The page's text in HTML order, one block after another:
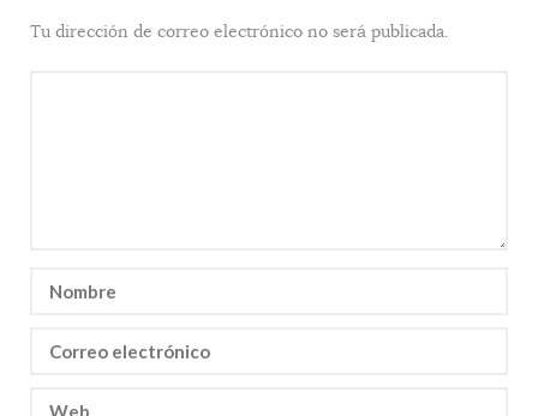
Tu dirección de correo electrónico no será publicada.